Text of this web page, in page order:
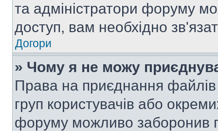
та адміністратори форуму
доступ, вам необхідно
Догори
» Чому я не можу
Права на приєднання
груп користувачів або
форуму можливо заборонив